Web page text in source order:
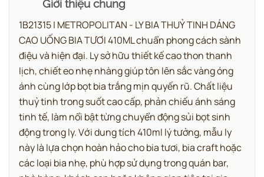
Giới thiệu chung
1B21315 | METROPOLITAN - LY BIA THUỶ TINH DÁNG
CAO UỐNG BIA TƯƠI 410ML chuẩn phong cách sành
điệu và hiện đại. Ly sở hữu thiết kế cao thon thanh
lịch, chiết eo nhẹ nhàng giúp tôn lên sắc vàng óng
ánh cùng lớp bọt bia trắng mịn quyến rũ. Chất liệu
thuỷ tinh trong suốt cao cấp, phản chiếu ánh sáng
tinh tế, làm nổi bật từng chuyển động sủi bọt sinh
động trong ly. Với dung tích 410ml lý tưởng, mẫu ly
này là lựa chọn hoàn hảo cho bia tươi, bia craft hoặc
các loại bia nhẹ, phù hợp sử dụng trong quán bar,